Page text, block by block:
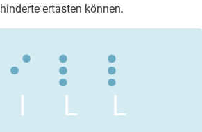
ertasten können.
I L L